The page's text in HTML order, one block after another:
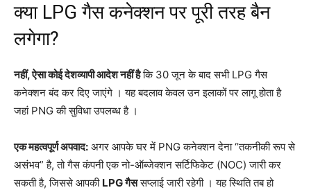
क्या LPG गैस कनेक्शन पर पूरी तरह बैन
लगेगा?
नहीं, ऐसा कोई देशव्यापी आदेश नहीं हैकि 30 जून के बाद सभी LPG गैस
कनेक्शन बंद कर दिए जाएंगे । यह बदलाव केवल उन इलाकों पर लागू होता है
जहां PNG की सुविधा उपलब्ध है ।
एक महत्वपूर्ण अपवाद: अगर आपके घर में PNG कनेक्शन देना “तकनीकी रूप से
असंभव” है, तो गैस कंपनी एक नो-ऑब्जेक्शन सर्टिफिकेट (NOC) जारी कर
सकती है, जिससे आपकी LPG गैससप्लाई जारी रहेगी । यह स्थिति तब हो